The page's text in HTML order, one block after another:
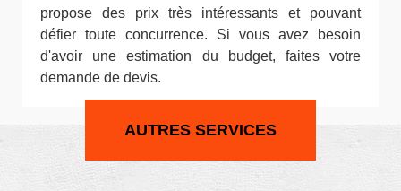
propose des prix très intéressants et pouvant
défier toute concurrence. Si vous avez besoin
d'avoir une estimation du budget, faites votre
demande de devis.
AUTRES SERVICES